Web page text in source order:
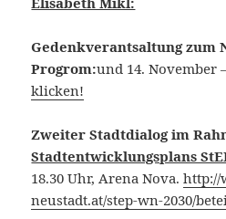
Gedenkverantsaltung zum
Progrom:und 14. November
klicken!
Zweiter Stadtdialog im
Stadtentwicklungsplans
18.30 Uhr, Arena Nova.http://
neustadt.at/step-wn-2030/